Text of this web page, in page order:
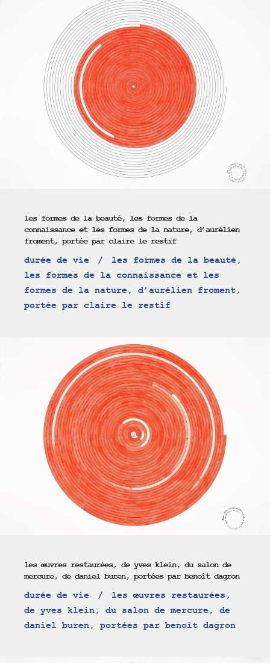
les formes de la beauté, les formes de la
connaissance et les formes de la nature, d’aurélien
froment, portée par claire le restif
durée de vie
les formes de la beauté,
les formes de la connaissance et les
formes de la nature, d’aurélien froment,
portée par claire le restif
les œuvres restaurées, de yves klein, du salon de
mercure, de daniel buren, portées par benoît dagron
durée de vie
les œuvres restaurées,
de yves klein, du salon de mercure, de
daniel buren, portées par benoît dagron